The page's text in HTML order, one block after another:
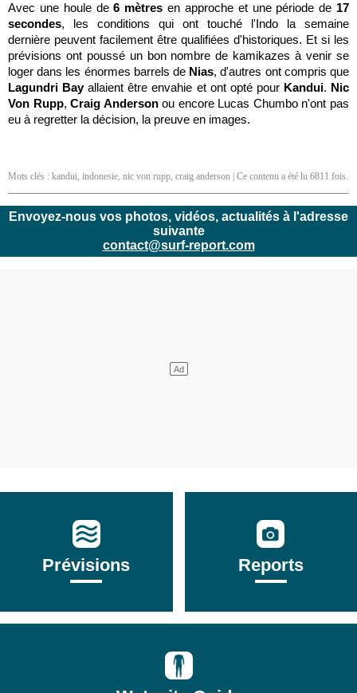
Avec une houle de6 mètres en approche et une période de 17
secondes, les conditions qui ont touché l'Indo la semaine
dernière peuvent facilement être qualifiées d'historiques. Et si les
prévisions ont poussé un bon nombre de kamikazes à venir se
loger dans les énormes barrels de Nias, d'autres ont compris que
Lagundri Bayallaient être envahie et ont opté pour Kandui. Nic
Von Rupp,Craig Andersonou encore Lucas Chumbo n'ont pas
eu à regretter la décision, la preuve en images.
Mots clés : kandui, indonesie, nic von rupp, craig anderson | Ce contenu a été lu 6811 fois.
Envoyez-nous vos photos, vidéos, actualités à l'adresse
suivante
contact@surf-report.com
Prévisions Reports